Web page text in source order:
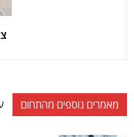
מאמרים נוספים מהתחום